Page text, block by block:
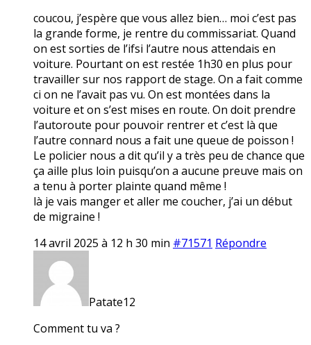
coucou, j’espère que vous allez bien… moi c’est pas
la grande forme, je rentre du commissariat. Quand
on est sorties de l’ifsi l’autre nous attendais en
voiture. Pourtant on est restée 1h30 en plus pour
travailler sur nos rapport de stage. On a fait comme
ci on ne l’avait pas vu. On est montées dans la
voiture et on s’est mises en route. On doit prendre
l’autoroute pour pouvoir rentrer et c’est là que
l’autre connard nous a fait une queue de poisson !
Le policier nous a dit qu’il y a très peu de chance que
ça aille plus loin puisqu’on a aucune preuve mais on
a tenu à porter plainte quand même !
là je vais manger et aller me coucher, j’ai un début
de migraine !
14 avril 2025 à 12 h 30 min #71571 Répondre
Patate12
Comment tu va ?